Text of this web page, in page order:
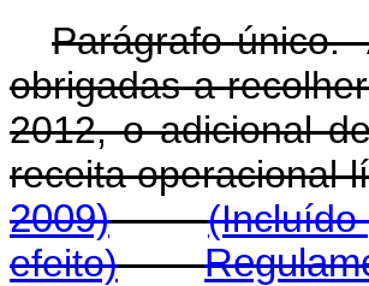
Parágrafo único.
obrigadas a
2012, o adicional
receita
2009)
(Incluído
efeito)